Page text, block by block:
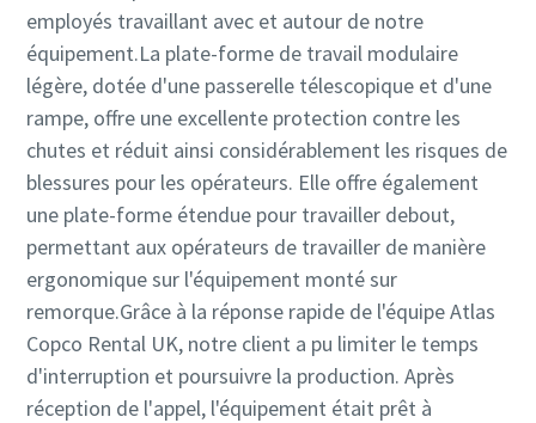
employés travaillant avec et autour de notre
équipement.La plate-forme de travail modulaire
légère, dotée d'une passerelle télescopique et d'une
rampe, offre une excellente protection contre les
chutes et réduit ainsi considérablement les risques de
blessures pour les opérateurs. Elle offre également
une plate-forme étendue pour travailler debout,
permettant aux opérateurs de travailler de manière
ergonomique sur l'équipement monté sur
remorque.Grâce à la réponse rapide de l'équipe Atlas
Copco Rental UK, notre client a pu limiter le temps
d'interruption et poursuivre la production. Après
réception de l'appel, l'équipement était prêt à